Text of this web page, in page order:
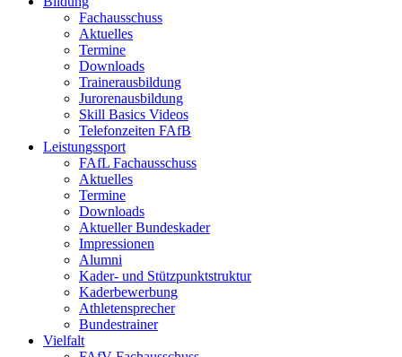
Fachausschuss
Aktuelles
Termine
Downloads
Trainerausbildung
Jurorenausbildung
Skill Basics Videos
Telefonzeiten FAfB
Leistungssport
FAfL Fachausschuss
Aktuelles
Termine
Downloads
Aktueller Bundeskader
Impressionen
Alumni
Kader- und Stützpunktstruktur
Kaderbewerbung
Athletensprecher
Bundestrainer
Vielfalt